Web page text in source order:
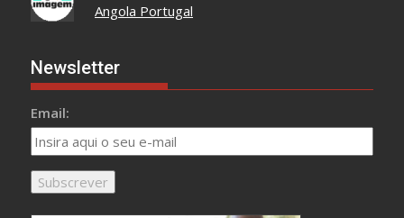
Angola Portugal
Newsletter
Email: